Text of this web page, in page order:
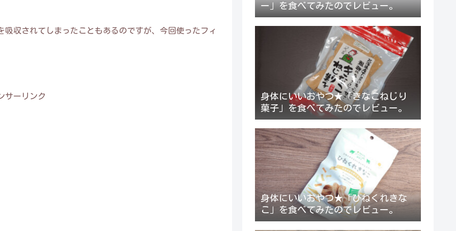
収されてしまったこともあるのですが、今回使ったフィ
サーリンク
ー」を食べてみたのでレビュー。
身体にいいおやつ★「きなこねじり
菓子」を食べてみたのでレビュー。
身体にいいおやつ★「ひねくれきな
こ」を食べてみたのでレビュー。